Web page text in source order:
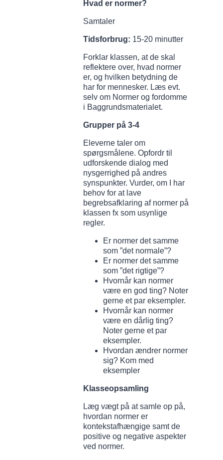
Hvad er normer?
Samtaler
Tidsforbrug: 15-20 minutter
Forklar klassen, at de skal
reflektere over, hvad normer
er, og hvilken betydning de
har for mennesker. Læs evt.
selv om Normer og fordomme
i Baggrundsmaterialet.
Grupper på 3-4
Eleverne taler om
spørgsmålene. Opfordr til
udforskende dialog med
nysgerrighed på andres
synspunkter. Vurder, om I har
behov for at lave
begrebsafklaring af normer på
klassen fx som usynlige
regler.
Er normer det samme
som ”det normale”?
Er normer det samme
som ”det rigtige”?
Hvornår kan normer
være en god ting? Noter
gerne et par eksempler.
Hvornår kan normer
være en dårlig ting?
Noter gerne et par
eksempler.
Hvordan ændrer normer
sig? Kom med
eksempler
Klasseopsamling
Læg vægt på at samle op på,
hvordan normer er
kontekstafhængige samt de
positive og negative aspekter
ved normer.